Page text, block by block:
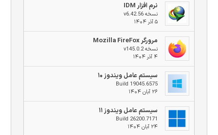
نرم افزار IDM
نسخه v6.42.56
۵ آذر ۱۴۰۴
مرورگر Mozilla FireFox
نسخه v145.0.2
۴ آذر ۱۴۰۴
سیستم عامل ویندوز ۱۰
Build 19045.6575
۲۶ آبان ۱۴۰۴
سیستم عامل ویندوز ۱۱
Build 26200.7171
۲۴ آبان ۱۴۰۴